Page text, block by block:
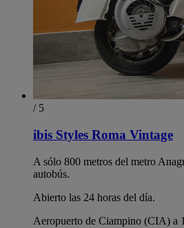
/ 5
ibis Styles Roma Vintage
A sólo 800 metros del metro
autobús.
Abierto las 24 horas del día.
Aeropuerto de Ciampino (CIA) a